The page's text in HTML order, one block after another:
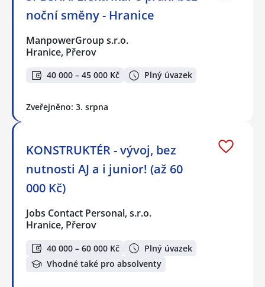
noční směny - Hranice
ManpowerGroup s.r.o.
Hranice, Přerov
40 000 – 45 000 Kč Plný úvazek
Zveřejněno: 3. srpna
KONSTRUKTÉR - vývoj, bez
nutnosti AJ a i junior! (až 60
000 Kč)
Jobs Contact Personal, s.r.o.
Hranice, Přerov
40 000 – 60 000 Kč
Plný úvazek
Vhodné také pro absolventy